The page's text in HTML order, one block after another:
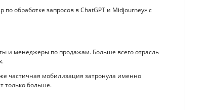
обработке запросов в ChatGPT и Midjourney» с
и менеджеры по продажам. Больше всего отрасль
частичная мобилизация затронула именно
только больше.